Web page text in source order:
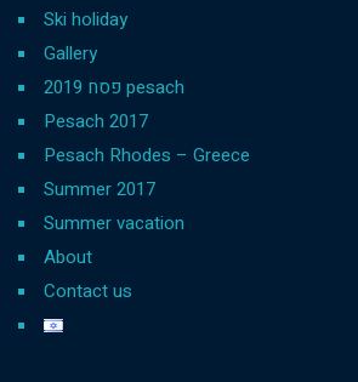
Ski holiday
Gallery
פסח 2019 pesach
Pesach 2017
Pesach Rhodes – Greece
Summer 2017
Summer vacation
About
Contact us